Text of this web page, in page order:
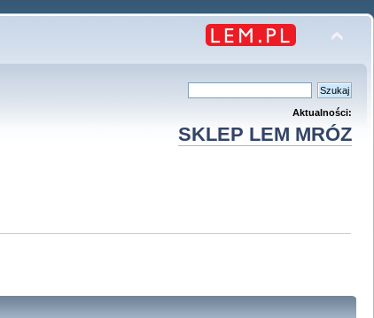
Aktualności:
SKLEP LEM MRÓZ